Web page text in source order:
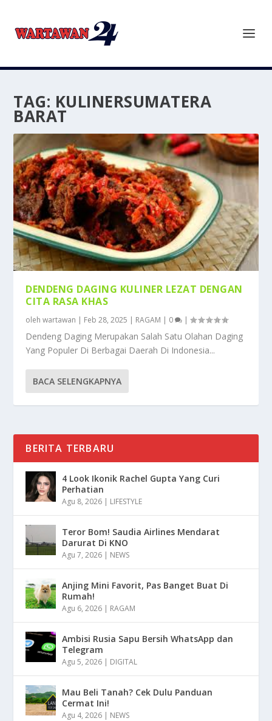
TAG: KULINERSUMATERA
BARAT
DENDENG DAGING KULINER LEZAT DENGAN
CITA RASA KHAS
olehwartawan | Feb 28, 2025 | RAGAM | 0 |
Dendeng Daging Merupakan Salah Satu Olahan Daging
Yang Populer Di Berbagai Daerah Di Indonesia...
BACA SELENGKAPNYA
BERITA TERBARU
4 Look Ikonik Rachel Gupta Yang Curi
Perhatian
Agu 8, 2026 | LIFESTYLE
Teror Bom! Saudia Airlines Mendarat
Darurat Di KNO
Agu 7, 2026 | NEWS
Anjing Mini Favorit, Pas Banget Buat Di
Rumah!
Agu 6, 2026 | RAGAM
Ambisi Rusia Sapu Bersih WhatsApp dan
Telegram
Agu 5, 2026 | DIGITAL
Mau Beli Tanah? Cek Dulu Panduan
Cermat Ini!
Agu 4, 2026 | NEWS